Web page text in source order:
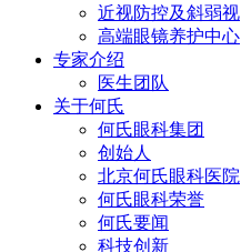
近视防控及斜弱视
高端眼镜养护中心
专家介绍
医生团队
关于何氏
何氏眼科集团
创始人
北京何氏眼科医院
何氏眼科荣誉
何氏要闻
科技创新